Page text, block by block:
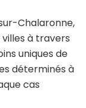
Chalaronne,
villes à travers
uniques de
déterminés à
cas